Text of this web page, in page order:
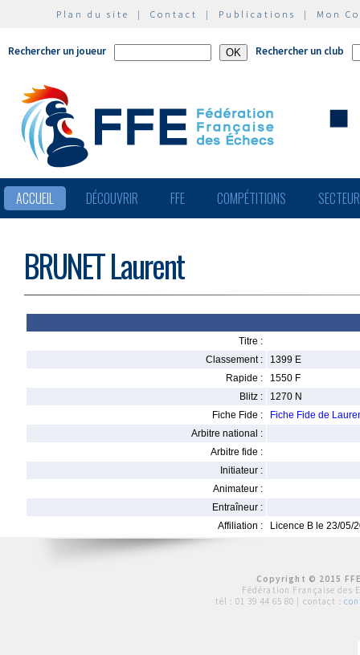
Plan du site | Contact | Publications | Mon
Rechercher un joueur Rechercher un club
ACCUEIL DÉCOUVRIR FFE COMPÉTITIONS
BRUNET Laurent
Titre :
Classement :
1399 E
Rapide :
1550 F
Blitz :
1270 N
Fiche Fide :
Fiche Fide de
Arbitre national :
Arbitre fide :
Initiateur :
Animateur :
Entraîneur :
Affiliation :
Licence B le 23/05/
Copyright © 2015
Fédération Française des
tél : 01 39 44 65 80 | contact :